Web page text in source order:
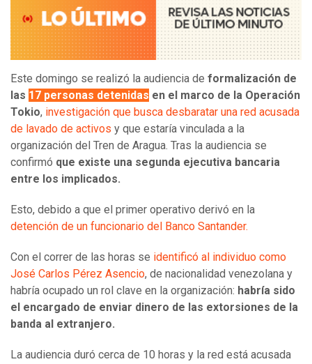
Este domingo se realizó la audiencia de formalización de
las 17 personas detenidas en el marco de la Operación
Tokio, investigación que busca desbaratar una red acusada
de lavado de activos y que estaría vinculada a la
organización del Tren de Aragua. Tras la audiencia se
confirmó que existe una segunda ejecutiva bancaria
entre los implicados.
Esto, debido a que el primer operativo derivó en la
detención de un funcionario del Banco Santander.
Con el correr de las horas se identificó al individuo como
José Carlos Pérez Asencio, de nacionalidad venezolana y
habría ocupado un rol clave en la organización: habría sido
el encargado de enviar dinero de las extorsiones de la
banda al extranjero.
La audiencia duró cerca de 10 horas y la red está acusada